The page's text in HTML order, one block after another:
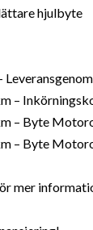
hjulbyte
–
– Byte
– Byte
mer